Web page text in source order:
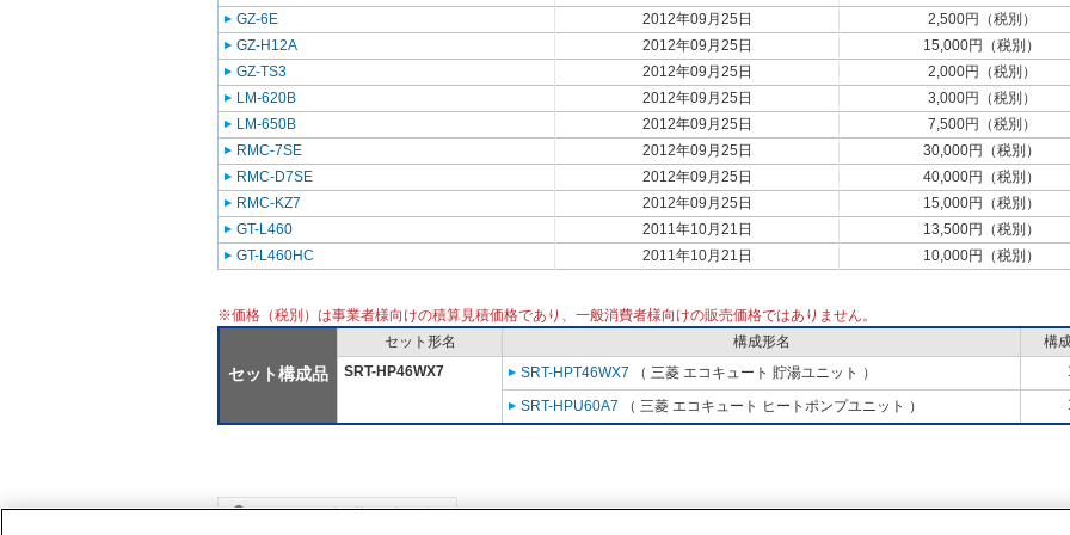
GZ-6E
2012年09月25日
2,500円（税別）
GZ-H12A
2012年09月25日
15,000円（税別）
GZ-TS3
2012年09月25日
2,000円（税別）
LM-620B
2012年09月25日
3,000円（税別）
LM-650B
2012年09月25日
7,500円（税別）
RMC-7SE
2012年09月25日
30,000円（税別）
RMC-D7SE
2012年09月25日
40,000円（税別）
RMC-KZ7
2012年09月25日
15,000円（税別）
GT-L460
2011年10月21日
13,500円（税別）
GT-L460HC
2011年10月21日 10,000円（税別）
※価格（税別）は事業者様向けの積算見積価格であり、一般消費者様向けの販売価格ではありません。
セット構成品
セット形名 構成形名
構
SRT-HP46WX7
SRT-HPT46WX7 （ 三菱 エコキュート 貯湯ユニット ）
SRT-HPU60A7 （ 三菱 エコキュート ヒートポンプユニット ）